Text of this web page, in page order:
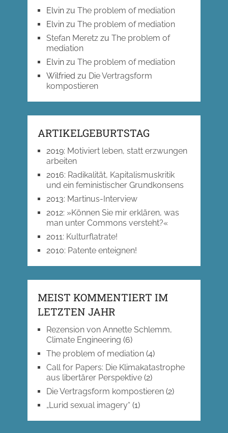
Elvinzu The problem of mediation
Elvinzu The problem of mediation
Stefan Meretzzu The problem of
mediation
Elvinzu The problem of mediation
Wilfried zu Die Vertragsform
kompostieren
ARTIKELGEBURTSTAG
2019: Motiviert leben, statt erzwungen
arbeiten
2016: Radikalität, Kapitalismuskritik
und ein feministischer Grundkonsens
2013: Martinus-Interview
2012: »Können Sie mir erklären, was
man unter Commons versteht?«
2011: Kulturflatrate!
2010: Patente enteignen!
MEIST KOMMENTIERT IM
LETZTEN JAHR
Rezension von Annette Schlemm,
Climate Engineering (6)
The problem of mediation(4)
Call for Papers: Die Klimakatastrophe
aus libertärer Perspektive(2)
Die Vertragsform kompostieren(2)
„Lurid sexual imagery“ (1)